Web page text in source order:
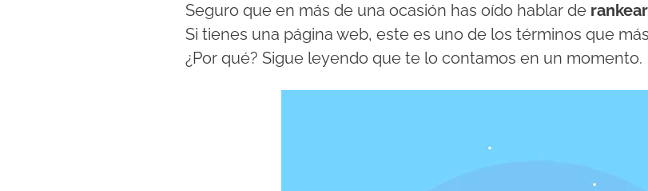
Seguro que en más de una ocasión has oído hablar de
Si tienes una página web, este es uno de los términos que
¿Por qué? Sigue leyendo que te lo contamos en un momento.